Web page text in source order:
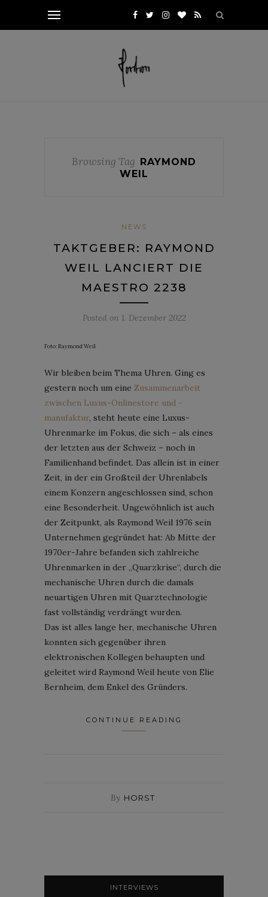
Browsing Tag RAYMOND
WEIL
NEWS
TAKTGEBER: RAYMOND
WEIL LANCIERT DIE
MAESTRO 2238
Posted on 1. Dezember 2022
Foto: Raymond Weil
Wir bleiben beim Thema Uhren. Ging es
gestern noch um eine Zusammenarbeit
zwischen Luxus-Onlinestore und -
manufaktur, steht heute eine Luxus-
Uhrenmarke im Fokus, die sich – als eines
der letzten aus der Schweiz – noch in
Familienhand befindet. Das allein ist in einer
Zeit, in der ein Großteil der Uhrenlabels
einem Konzern angeschlossen sind, schon
eine Besonderheit. Ungewöhnlich ist auch
der Zeitpunkt, als Raymond Weil 1976 sein
Unternehmen gegründet hat: Ab Mitte der
1970er-Jahre befanden sich zahlreiche
Uhrenmarken in der „Quarzkrise“, durch die
mechanische Uhren durch die damals
neuartigen Uhren mit Quarztechnologie
fast vollständig verdrängt wurden.
Das ist alles lange her, mechanische Uhren
konnten sich gegenüber ihren
elektronischen Kollegen behaupten und
geleitet wird Raymond Weil heute von Elie
Bernheim, dem Enkel des Gründers.
CONTINUE READING
By HORST
INTERVIEWS